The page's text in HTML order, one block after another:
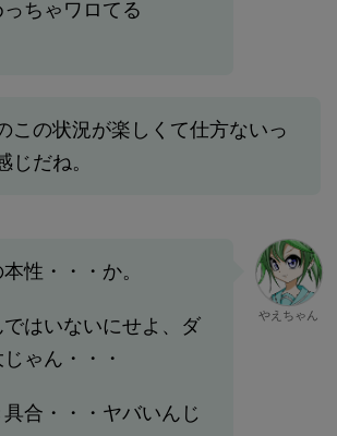
ちゃワロてる
この状況が楽しくて仕方ないっ
じだね。
性・・・か。
はいないにせよ、ダ
ゃん・・・
合・・・ヤバいんじ
やえちゃん